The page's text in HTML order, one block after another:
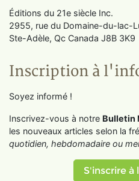
Éditions du 21e siècle Inc.
2955, rue du Domaine-du-lac-
Ste-Adèle, Qc Canada J8B 3K9
Inscription à
Soyez informé !
Inscrivez-vous à notre Bulletin
les nouveaux articles selon la
quotidien, hebdomadaire ou
S'inscrire